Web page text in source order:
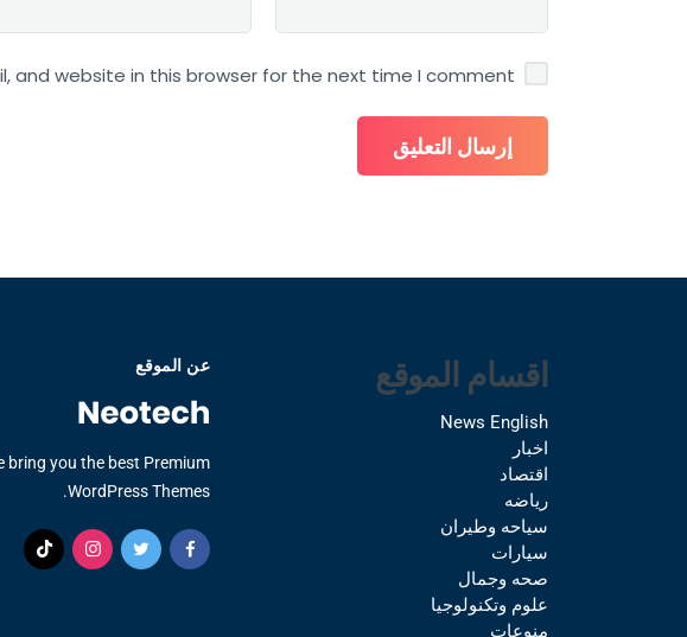
and website in this browser for the next time I comment.
اقسام الموقع
News English
اخبار
اقتصاد
رياضه
سياحه وطيران
سيارات
صحه وجمال
علوم وتكنولوجيا
منوعات
عن الموقع
bring you the best Premium
WordPress Themes.